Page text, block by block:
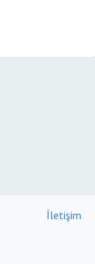
İletişim